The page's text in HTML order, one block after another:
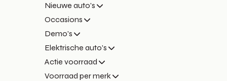
Nieuwe auto's
Occasions
Demo's
Elektrische auto's
Actie voorraad
Voorraad per merk